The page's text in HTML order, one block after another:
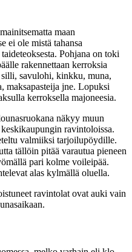
maan
ei ole mistä tahansa
Pohjana on toki
rakennettaan kerroksia
savulohi, kinkku, muna,
maksapasteija jne. Lopuksi
kerroksella majoneesia.
näkyy muun
ravintoloissa.
valmiiksi tarjoilupöydille.
tällöin pitää varautua pieneen
pari kolme voileipää.
alas kylmällä oluella.
ravintolat ovat auki vain